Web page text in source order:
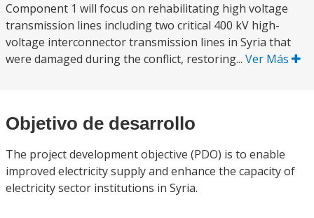
Component 1 will focus on rehabilitating high voltage
transmission lines including two critical 400 kV high-
voltage interconnector transmission lines in Syria that
were damaged during the conflict, restoring... Ver Más
Objetivo de desarrollo
The project development objective (PDO) is to enable
improved electricity supply and enhance the capacity of
electricity sector institutions in Syria.